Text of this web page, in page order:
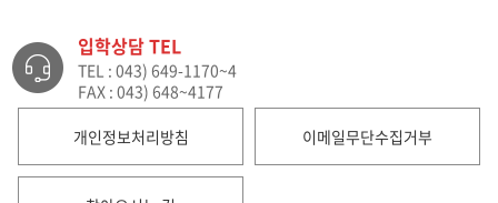
입학상담 TEL
TEL : 043) 649-1170~4
FAX : 043) 648~4177
개인정보처리방침 이메일무단수집거부